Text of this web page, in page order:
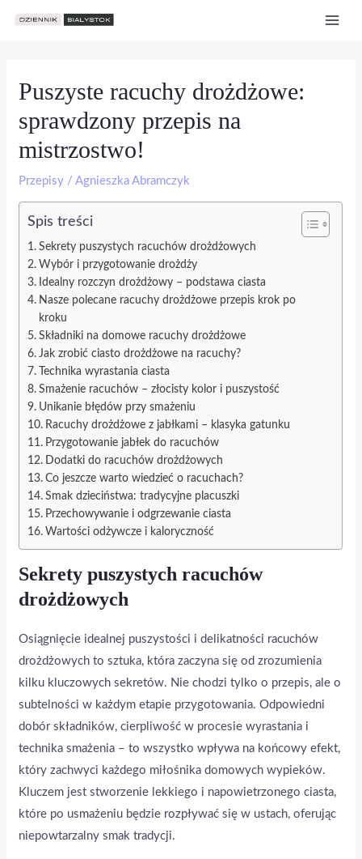
Puszyste racuchy drożdżowe:
sprawdzony przepis na
mistrzostwo!
Przepisy /Agnieszka Abramczyk
Spis treści
Sekrety puszystych racuchów drożdżowych
Wybór i przygotowanie drożdży
Idealny rozczyn drożdżowy – podstawa ciasta
Nasze polecane racuchy drożdżowe przepis krok po
kroku
Składniki na domowe racuchy drożdżowe
Jak zrobić ciasto drożdżowe na racuchy?
Technika wyrastania ciasta
Smażenie racuchów – złocisty kolor i puszystość
Unikanie błędów przy smażeniu
Racuchy drożdżowe z jabłkami – klasyka gatunku
Przygotowanie jabłek do racuchów
Dodatki do racuchów drożdżowych
Co jeszcze warto wiedzieć o racuchach?
Smak dzieciństwa: tradycyjne placuszki
Przechowywanie i odgrzewanie ciasta
Wartości odżywcze i kaloryczność
Sekrety puszystych racuchów
drożdżowych
Osiągnięcie idealnej puszystości i delikatności racuchów
drożdżowych to sztuka, która zaczyna się od zrozumienia
kilku kluczowych sekretów. Nie chodzi tylko o przepis, ale o
subtelności w każdym etapie przygotowania. Odpowiedni
dobór składników, cierpliwość w procesie wyrastania i
technika smażenia – to wszystko wpływa na końcowy efekt,
który zachwyci każdego miłośnika domowych wypieków.
Kluczem jest stworzenie lekkiego i napowietrzonego ciasta,
które po usmażeniu będzie rozpływać się w ustach, oferując
niepowtarzalny smak tradycji.